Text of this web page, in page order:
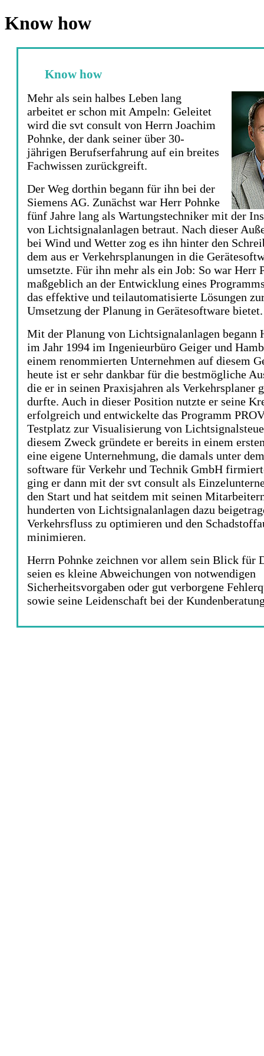
Know how
Know how
Mehr als sein halbes Leben lang
arbeitet er schon mit Ampeln: Geleitet
wird die svt consult von Herrn Joachim
Pohnke, der dank seiner über 30-
jährigen Berufserfahrung auf ein breites
Fachwissen zurückgreift.
Der Weg dorthin begann für ihn bei der
Siemens AG. Zunächst war Herr Pohnke
fünf Jahre lang als Wartungstechniker mit der
von Lichtsignalanlagen betraut. Nach dieser
bei Wind und Wetter zog es ihn hinter den
dem aus er Verkehrsplanungen in die
umsetzte. Für ihn mehr als ein Job: So war Herr
maßgeblich an der Entwicklung eines
das effektive und teilautomatisierte Lösungen
Umsetzung der Planung in Gerätesoftware bietet.
Mit der Planung von Lichtsignalanlagen begann
im Jahr 1994 im Ingenieurbüro Geiger und
einem renommierten Unternehmen auf diesem
heute ist er sehr dankbar für die bestmögliche
die er in seinen Praxisjahren als Verkehrsplaner
durfte. Auch in dieser Position nutzte er seine
erfolgreich und entwickelte das Programm
Testplatz zur Visualisierung von
diesem Zweck gründete er bereits in einem
eine eigene Unternehmung, die damals unter
software für Verkehr und Technik GmbH
ging er dann mit der svt consult als
den Start und hat seitdem mit seinen
hunderten von Lichtsignalanlagen dazu
Verkehrsfluss zu optimieren und den
minimieren.
Herrn Pohnke zeichnen vor allem sein Blick für
seien es kleine Abweichungen von notwendigen
Sicherheitsvorgaben oder gut verborgene
sowie seine Leidenschaft bei der